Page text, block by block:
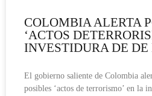
COLOMBIA ALERTA
‘ACTOS
INVESTIDURA DE
El gobierno saliente de Colombia
posibles ‘actos de terrorismo’ en la